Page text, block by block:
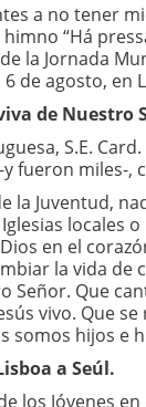
a no tener
“Há
la Jornada
de agosto, en
de Nuestro
S.E.
fueron miles-,
la Juventud,
locales
en el
la vida de
Que
vivo. Que
somos hijos e
a Seúl.
los Jóvenes